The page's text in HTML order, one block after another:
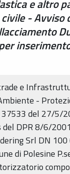
e altro
-
e
-
del 27/5/
DPR 8/6/
Srl DN 100
di Polesine